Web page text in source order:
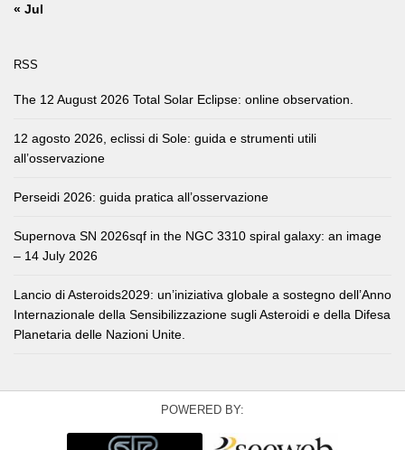
« Jul
RSS
The 12 August 2026 Total Solar Eclipse: online observation.
12 agosto 2026, eclissi di Sole: guida e strumenti utili
all’osservazione
Perseidi 2026: guida pratica all’osservazione
Supernova SN 2026sqf in the NGC 3310 spiral galaxy: an image
– 14 July 2026
Lancio di Asteroids2029: un’iniziativa globale a sostegno dell’Anno
Internazionale della Sensibilizzazione sugli Asteroidi e della Difesa
Planetaria delle Nazioni Unite.
POWERED BY: